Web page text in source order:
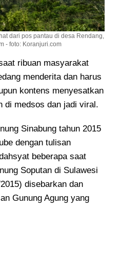
dari pos pantau di desa Rendang,
- foto: Koranjuri.com
ribuan masyarakat
menderita dan harus
kontens menyesatkan
di medsos dan jadi viral.
Sinabung tahun 2015
dengan tulisan
beberapa saat
Soputan di Sulawesi
disebarkan dan
Gunung Agung yang